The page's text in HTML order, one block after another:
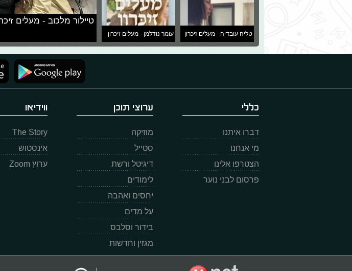
טליה עובדיה - מעלים זיכרון עומר נודלמן - מעלים זיכרון
טיילור מלכוב - מעלים
כללי
דברו איתנו
מי אנחנו
הצטרפו אלינו
פרסום לבני נוער
ערוצי תוכן
מוזיקה
סטייל
דיגיטל ורשת
לימודים
יחסים ואהבה
על מדים
בידור וסלבס
מגזין וחדשות
ווידיאו
The Story
אינסטוש
ערוץ Zoom